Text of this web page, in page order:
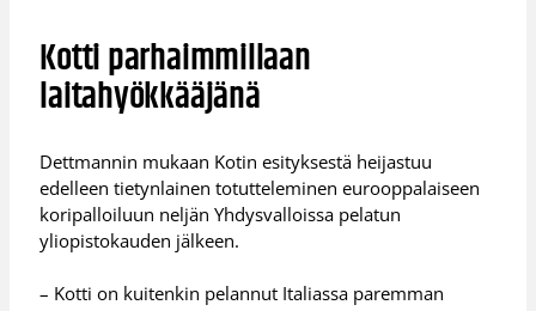
Kotti parhaimmillaan
laitahyökkääjänä
Dettmannin mukaan Kotin esityksestä heijastuu
edelleen tietynlainen totutteleminen eurooppalaiseen
koripalloiluun neljän Yhdysvalloissa pelatun
yliopistokauden jälkeen.
– Kotti on kuitenkin pelannut Italiassa paremman